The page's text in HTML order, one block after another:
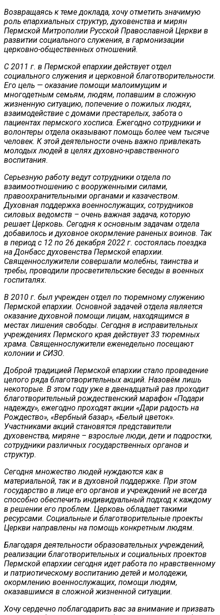
Возвращаясь к теме доклада, хочу отметить значимую
роль епархиальных структур, духовенства и мирян
Пермской Митрополии Русской Православной Церкви в
развитии социального служения, в гармонизации
церковно-общественных отношений.
С 2011 г. в Пермской епархии действует отдел
социального служения и церковной благотворительности.
Его цель — оказание помощи малоимущим и
многодетным семьям, людям, попавшим в сложную
жизненную ситуацию, попечение о пожилых людях,
взаимодействие с домами престарелых, забота о
пациентах пермского хосписа. Ежегодно сотрудники и
волонтеры отдела оказывают помощь более чем тысяче
человек. К этой деятельности очень важно привлекать
молодых людей в целях духовно-нравственного
воспитания.
Серьезную работу ведут сотрудники отдела по
взаимоотношению с вооруженными силами,
правоохранительными органами и казачеством.
Духовная поддержка военнослужащих, сотрудников
силовых ведомств – очень важная задача, которую
решает Церковь. Сегодня к основным задачам отдела
добавилось и духовное окормление раненых воинов. Так
в период с 12 по 26 декабря 2022 г. состоялась поездка
на Донбасс духовенства Пермской епархии.
Священнослужители совершали молебны, таинства и
требы, проводили просветительские беседы в военных
госпиталях.
В 2010 г. был учрежден отдел по тюремному служению
Пермской епархии. Основной задачей отдела является
оказание духовной помощи лицам, находящимся в
местах лишения свободы. Сегодня в исправительных
учреждениях Пермского края действует 33 тюремных
храма. Священнослужители еженедельно посещают
колонии и СИЗО.
Доброй традицией Пермской епархии стало проведение
целого ряда благотворительных акций. Назовём лишь
некоторые. В этом году уже в двенадцатый раз проходит
благотворительный рождественский марафон «Подари
надежду», ежегодно проходят акции «Дари радость на
Рождество», «Вербный базар», «Белый цветок».
Участниками акций становятся представители
духовенства, миряне – взрослые люди, дети и подростки,
сотрудники различных государственных органов и
структур.
Сегодня множество людей нуждаются как в
материальной, так и в духовной поддержке. При этом
государство в лице его органов и учреждений не всегда
способно обеспечить индивидуальный подход к каждому
в решении его проблем. Церковь обладает такими
ресурсами. Социальные и благотворительные проекты
Церкви направлены на помощь конкретным людям.
Благодаря деятельности образовательных учреждений,
реализации благотворительных и социальных проектов
Пермской епархии сегодня идет работа по нравственному
и патриотическому воспитанию детей и молодежи,
окормлению военнослужащих, помощи людям,
оказавшимся в сложной жизненной ситуации.
Хочу сердечно поблагодарить вас за внимание и призвать